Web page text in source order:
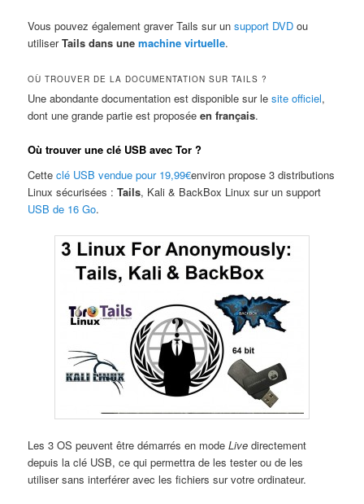
Vous pouvez également graver Tails sur unsupport DVD ou
utiliserTails dans unemachine virtuelle.
OÙ TROUVER DE LA DOCUMENTATION SUR TAILS ?
Une abondante documentation est disponible sur lesite officiel,
dont une grande partie est proposéeen français.
Où trouver une clé USB avec Tor ?
Cetteclé USB vendue pour 19,99€environ propose 3 distributions
Linux sécurisées :Tails, Kali & BackBox Linux sur un support
USB de 16 Go.
Les 3 OS peuvent être démarrés en modeLive directement
depuis la clé USB, ce qui permettra de les tester ou de les
utiliser sans interférer avec les fichiers sur votre ordinateur.